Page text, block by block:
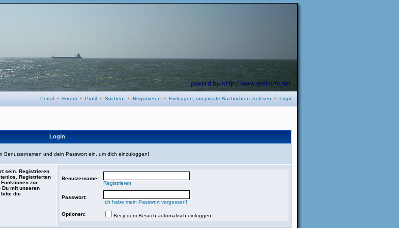
Portal • Forum • Profil • Suchen • Registrieren • Einloggen, um private Nachrichten zu lesen • Login
Login
Benutzernamen und dein Passwort ein, um dich einzuloggen!
sein. Registrieren
Registrierten
zur
Du mit unseren
die
Benutzername:
Registrieren
Passwort:
Ich habe mein Passwort vergessen!
Optionen: Bei jedem Besuch automatisch einloggen